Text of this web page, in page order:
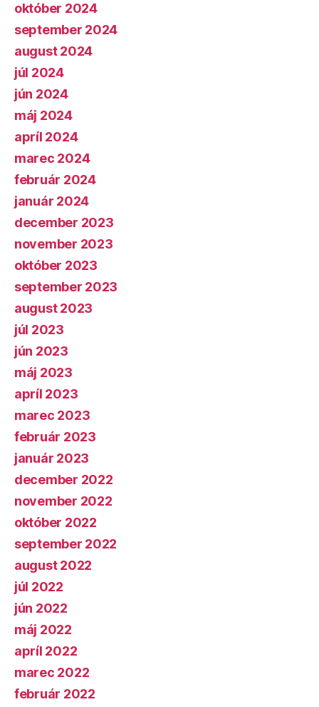
október 2024
september 2024
august 2024
júl 2024
jún 2024
máj 2024
apríl 2024
marec 2024
február 2024
január 2024
december 2023
november 2023
október 2023
september 2023
august 2023
júl 2023
jún 2023
máj 2023
apríl 2023
marec 2023
február 2023
január 2023
december 2022
november 2022
október 2022
september 2022
august 2022
júl 2022
jún 2022
máj 2022
apríl 2022
marec 2022
február 2022